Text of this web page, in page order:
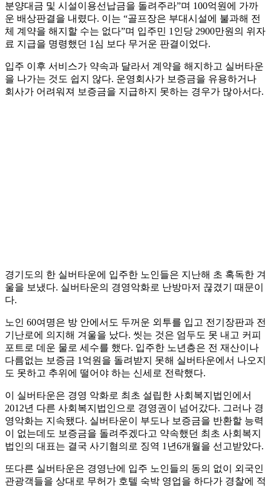
분양대금 및 시설이용선납금을 돌려주라”며 100억원에 가까
운 배상판결을 내렸다. 이는 “골프장은 부대시설에 불과해 전
체 계약을 해지할 수는 없다”며 입주민 1인당 2900만원의 위자
료 지급을 명령했던 1심 보다 무거운 판결이었다.
입주 이후 서비스가 약속과 달라서 계약을 해지하고 실버타운
을 나가는 것도 쉽지 않다. 운영회사가 보증금을 유용하거나
회사가 어려워져 보증금을 지급하지 못하는 경우가 많아서다.
경기도의 한 실버타운에 입주한 노인들은 지난해 초 혹독한 겨
울을 보냈다. 실버타운의 경영악화로 난방마저 끊겼기 때문이
다.
노인 60여명은 방 안에서도 두꺼운 외투를 입고 전기장판과 전
기난로에 의지해 겨울을 났다. 씻는 것은 엄두도 못 내고 커피
포트로 데운 물로 세수를 했다. 입주한 노년층은 전 재산이나
다름없는 보증금 1억원을 돌려받지 못해 실버타운에서 나오지
도 못하고 추위에 떨어야 하는 신세로 전락했다.
이 실버타운은 경영 악화로 최초 설립한 사회복지법인에서
2012년 다른 사회복지법인으로 경영권이 넘어갔다. 그러나 경
영악화는 지속됐다. 실버타운이 부도나 보증금을 반환할 능력
이 없는데도 보증금을 돌려주겠다고 약속했던 최초 사회복지
법인의 대표는 결국 사기혐의로 징역 1년6개월을 선고받았다.
또다른 실버타운은 경영난에 입주 노인들의 동의 없이 외국인
관광객들을 상대로 무허가 호텔 숙박 영업을 하다가 경찰에 적